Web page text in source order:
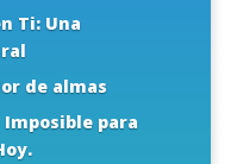
Ti: Una
de almas
Imposible para